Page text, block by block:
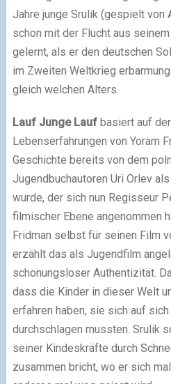
Jahre junge Srulik (gespielt von
schon mit der Flucht aus
gelernt, als er den deutschen
im Zweiten Weltkrieg
gleich welchen Alters.
Lauf Junge Laufbasiert auf
Lebenserfahrungen von Yoram
Geschichte bereits von dem
Jugendbuchautoren Uri Orlev
wurde, der sich nun Regisseur
filmischer Ebene angenommen
Fridman selbst für seinen Film
erzählt das als Jugendfilm
schonungsloser Authentizität.
dass die Kinder in dieser Welt
erfahren haben, sie sich auf
durchschlagen mussten. Srulik
seiner Kindeskräfte durch
zusammen bricht, wo er sich